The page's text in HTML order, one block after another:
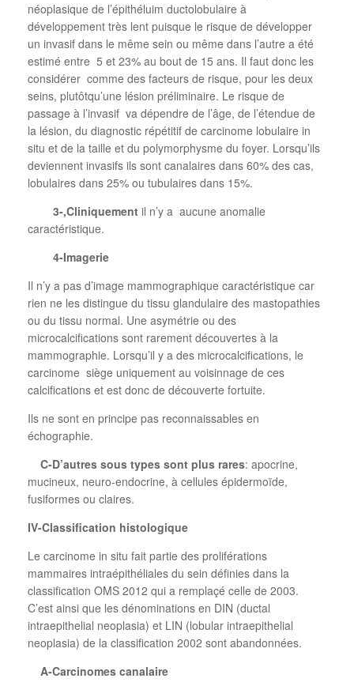
néoplasique de l’épithéluim ductolobulaire à
développement très lent puisque le risque de développer
un invasif dans le même sein ou même dans l’autre a été
estimé entre 5 et 23% au bout de 15 ans. Il faut donc les
considérer comme des facteurs de risque, pour les deux
seins, plutôtqu’une lésion préliminaire. Le risque de
passage à l’invasif va dépendre de l’âge, de l’étendue de
la lésion, du diagnostic répétitif de carcinome lobulaire in
situ et de la taille et du polymorphysme du foyer. Lorsqu’ils
deviennent invasifs ils sont canalaires dans 60% des cas,
lobulaires dans 25% ou tubulaires dans 15%.
3-,Cliniquement il n’y a aucune anomalie
caractéristique.
4-Imagerie
Il n’y a pas d’image mammographique caractéristique car
rien ne les distingue du tissu glandulaire des mastopathies
ou du tissu normal. Une asymétrie ou des
microcalcifications sont rarement découvertes à la
mammographie. Lorsqu’il y a des microcalcifications, le
carcinome siège uniquement au voisinnage de ces
calcifications et est donc de découverte fortuite.
Ils ne sont en principe pas reconnaissables en
échographie.
C-D’autres sous types sont plus rares: apocrine,
mucineux, neuro-endocrine, à cellules épidermoïde,
fusiformes ou claires.
IV-Classification histologique
Le carcinome in situ fait partie des proliférations
mammaires intraépithéliales du sein définies dans la
classification OMS 2012 qui a remplaçé celle de 2003.
C’est ainsi que les dénominations en DIN (ductal
intraepithelial neoplasia) et LIN (lobular intraepithelial
neoplasia) de la classification 2002 sont abandonnées.
A-Carcinomes canalaire